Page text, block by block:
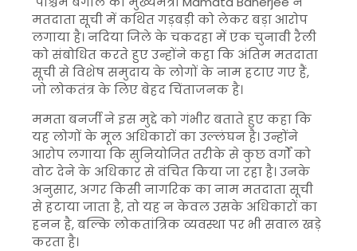
मतदाता सूची में कथित गड़बड़ी को लेकर बड़ा आरोप
लगाया है। नदिया जिले के चकदहा में एक चुनावी रैली
को संबोधित करते हुए उन्होंने कहा कि अंतिम मतदाता
सूची से विशेष समुदाय के लोगों के नाम हटाए गए हैं,
जो लोकतंत्र के लिए बेहद चिंताजनक है।
ममता बनर्जी ने इस मुद्दे को गंभीर बताते हुए कहा कि
यह लोगों के मूल अधिकारों का उल्लंघन है। उन्होंने
आरोप लगाया कि सुनियोजित तरीके से कुछ वर्गों को
वोट देने के अधिकार से वंचित किया जा रहा है। उनके
अनुसार, अगर किसी नागरिक का नाम मतदाता सूची
से हटाया जाता है, तो यह न केवल उसके अधिकारों का
हनन है, बल्कि लोकतांत्रिक व्यवस्था पर भी सवाल खड़े
करता है।